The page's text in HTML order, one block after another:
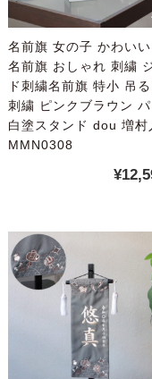
名前旗 女の子 かわい
名前旗 おしゃれ 刺繍
ド刺繍名前旗 特小 吊る
刺繍 ピンクブラウン
白塗スタンド dou 増村
MMN0308